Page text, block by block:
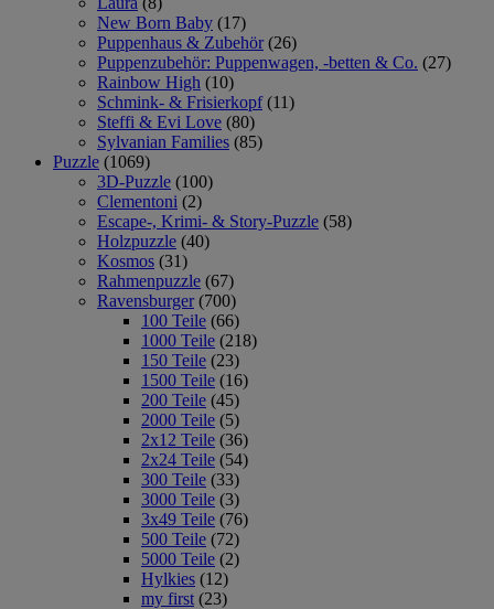
New Born Baby (17)
Puppenhaus & Zubehör (26)
Puppenzubehör: Puppenwagen, -betten & Co. (27)
Rainbow High (10)
Schmink- & Frisierkopf (11)
Steffi & Evi Love (80)
Sylvanian Families (85)
Puzzle (1069)
3D-Puzzle (100)
Clementoni (2)
Escape-, Krimi- & Story-Puzzle (58)
Holzpuzzle (40)
Kosmos (31)
Rahmenpuzzle (67)
Ravensburger (700)
100 Teile (66)
1000 Teile (218)
150 Teile (23)
1500 Teile (16)
200 Teile (45)
2000 Teile (5)
2x12 Teile (36)
2x24 Teile (54)
300 Teile (33)
3000 Teile (3)
3x49 Teile (76)
500 Teile (72)
5000 Teile (2)
Hylkies (12)
my first (23)